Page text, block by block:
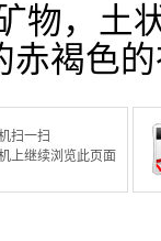
物，土
赤褐色
扫一扫
上继续浏览此页面